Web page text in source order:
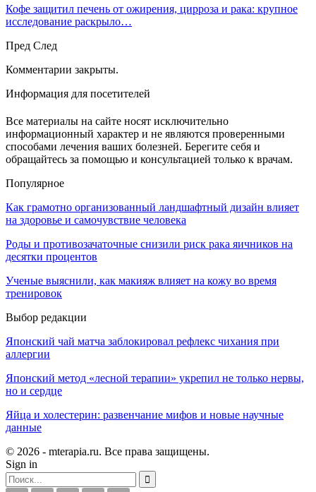
Кофе защитил печень от ожирения, цирроза и рака: крупное
исследование раскрыло…
Пред След
Комментарии закрыты.
Информация для посетителей
Все материалы на сайте носят исключительно
информационный характер и не являются проверенными
способами лечения ваших болезней. Берегите себя и
обращайтесь за помощью и консультацией только к врачам.
Популярное
Как грамотно организованный ландшафтный дизайн влияет
на здоровье и самочувствие человека
Роды и противозачаточные снизили риск рака яичников на
десятки процентов
Ученые выяснили, как макияж влияет на кожу во время
тренировок
Выбор редакции
Японский чай матча заблокировал рефлекс чихания при
аллергии
Японский метод «лесной терапии» укрепил не только нервы,
но и сердце
Яйца и холестерин: развенчание мифов и новые научные
данные
© 2026 - mterapia.ru. Все права защищены.
Sign in